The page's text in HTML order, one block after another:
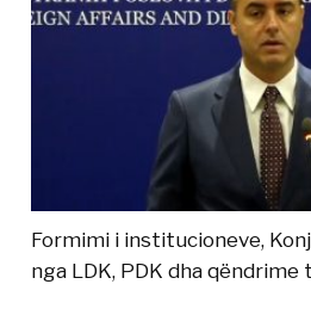
Formimi i institucioneve,
nga LDK, PDK dha qëndrime